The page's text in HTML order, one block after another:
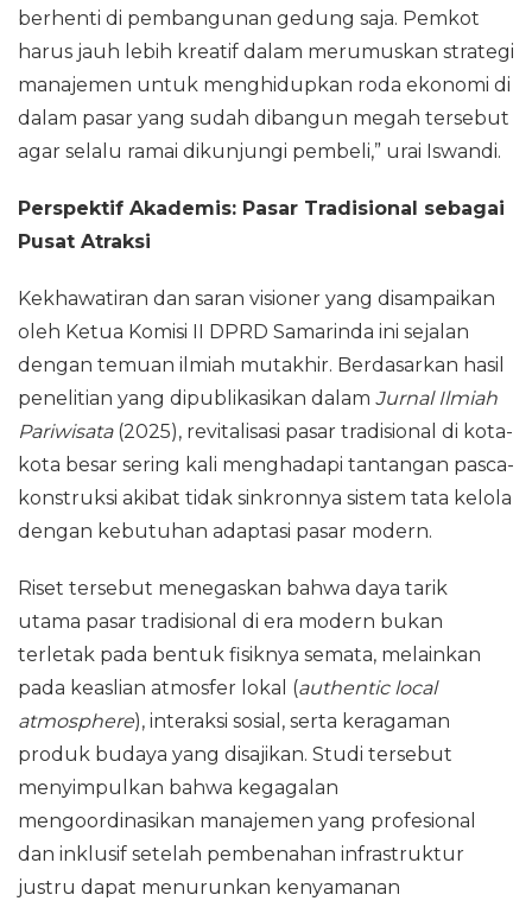
berhenti di pembangunan gedung saja. Pemkot
harus jauh lebih kreatif dalam merumuskan strategi
manajemen untuk menghidupkan roda ekonomi di
dalam pasar yang sudah dibangun megah tersebut
agar selalu ramai dikunjungi pembeli,” urai Iswandi.
Perspektif Akademis: Pasar Tradisional sebagai
Pusat Atraksi
Kekhawatiran dan saran visioner yang disampaikan
oleh Ketua Komisi II DPRD Samarinda ini sejalan
dengan temuan ilmiah mutakhir. Berdasarkan hasil
penelitian yang dipublikasikan dalam Jurnal Ilmiah
Pariwisata(2025), revitalisasi pasar tradisional di kota-
kota besar sering kali menghadapi tantangan pasca-
konstruksi akibat tidak sinkronnya sistem tata kelola
dengan kebutuhan adaptasi pasar modern.
Riset tersebut menegaskan bahwa daya tarik
utama pasar tradisional di era modern bukan
terletak pada bentuk fisiknya semata, melainkan
pada keaslian atmosfer lokal (authentic local
atmosphere), interaksi sosial, serta keragaman
produk budaya yang disajikan. Studi tersebut
menyimpulkan bahwa kegagalan
mengoordinasikan manajemen yang profesional
dan inklusif setelah pembenahan infrastruktur
justru dapat menurunkan kenyamanan